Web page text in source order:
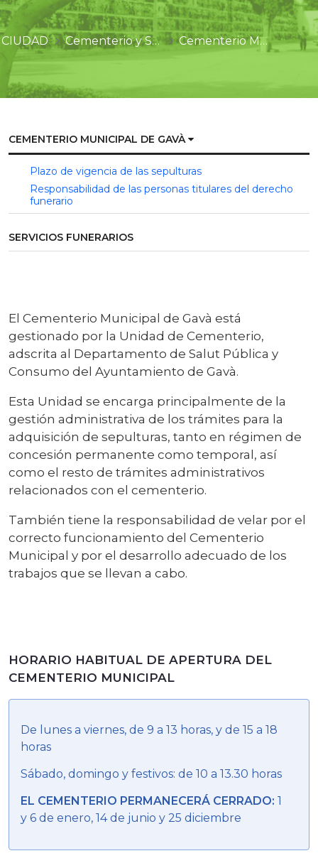
CIUDAD Cementerio y Servicios Funerarios Cementerio Municipal de Gavà
CEMENTERIO MUNICIPAL DE GAVÀ
Plazo de vigencia de las sepulturas
Responsabilidad de las personas titulares del derecho
funerario
SERVICIOS FUNERARIOS
El Cementerio Municipal de Gavà está
gestionado por la Unidad de Cementerio,
adscrita al Departamento de Salut Pública y
Consumo del Ayuntamiento de Gavà.
Esta Unidad se encarga principalmente de la
gestión administrativa de los trámites para la
adquisición de sepulturas, tanto en régimen de
concesión permanente como temporal, así
como el resto de trámites administrativos
relacionados con el cementerio.
También tiene la responsabilidad de velar por el
correcto funcionamiento del Cementerio
Municipal y por el desarrollo adecuado de los
trabajos que se llevan a cabo.
HORARIO HABITUAL DE APERTURA DEL
CEMENTERIO MUNICIPAL
De lunes a viernes, de 9 a 13 horas, y de 15 a 18
horas
Sábado, domingo y festivos: de 10 a 13.30 horas
EL CEMENTERIO PERMANECERÁ CERRADO: 1
y 6 de enero, 14 de junio y 25 diciembre